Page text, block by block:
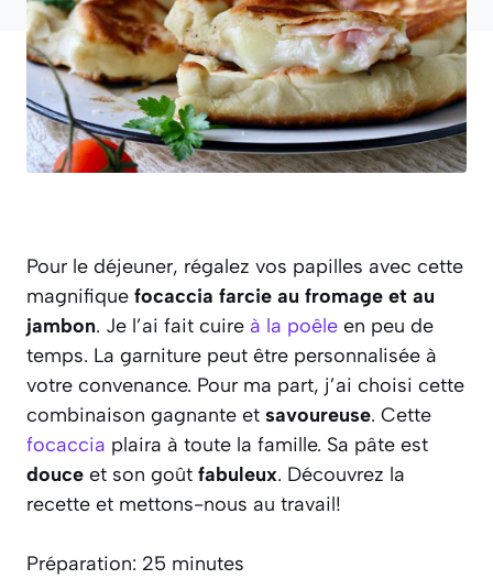
Pour le déjeuner, régalez vos papilles avec cette
magnifique focaccia farcie au fromage et au
jambon. Je l’ai fait cuire à la poêle en peu de
temps. La garniture peut être personnalisée à
votre convenance. Pour ma part, j’ai choisi cette
combinaison gagnante et savoureuse. Cette
focaccia plaira à toute la famille. Sa pâte est
douce et son goût fabuleux. Découvrez la
recette et mettons-nous au travail!
Préparation: 25 minutes